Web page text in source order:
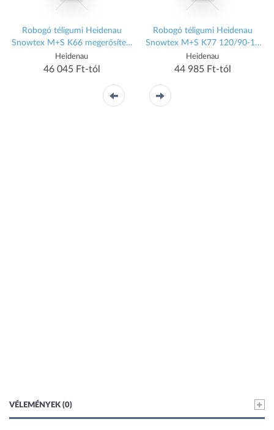
Robogó téligumi Heidenau
Snowtex M+S K66 megerősített
100/80-16 M/C 56P TL
Heidenau
46 045 Ft-tól
Robogó téligumi Heidenau
Snowtex M+S K77 120/90-10
66M TL
Heidenau
44 985 Ft-tól
VÉLEMÉNYEK (0)